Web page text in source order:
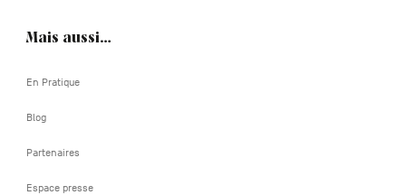
Mais aussi…
En Pratique
Blog
Partenaires
Espace presse